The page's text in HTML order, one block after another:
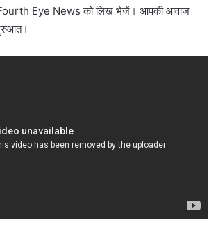
Eye News को लिख भेजें। आपकी आवाज